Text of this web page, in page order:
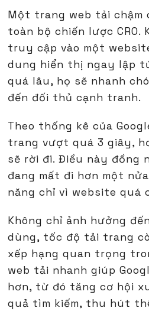
Một trang web tải chậm
toàn bộ chiến lược CRO.
truy cập vào một
dung hiển thị ngay lập
quá lâu, họ sẽ nhanh
đến đối thủ cạnh tranh.
Theo thống kê của
trang vượt quá 3 giây,
sẽ rời đi. Điều này đồng
đang mất đi hơn một
năng chỉ vì website quá
Không chỉ ảnh hưởng
dùng, tốc độ tải trang
xếp hạng quan trọng
web tải nhanh giúp
hơn, từ đó tăng cơ hội
quả tìm kiếm, thu hút